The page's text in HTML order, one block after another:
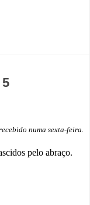
numa sexta-feira.
pelo abraço.